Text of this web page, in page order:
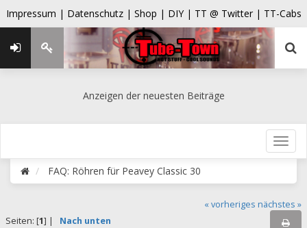
Impressum | Datenschutz | Shop | DIY | TT @ Twitter | TT-Cabs
Anzeigen der neuesten Beiträge
FAQ: Röhren für Peavey Classic 30
« vorheriges nächstes »
Seiten: [1] | Nach unten